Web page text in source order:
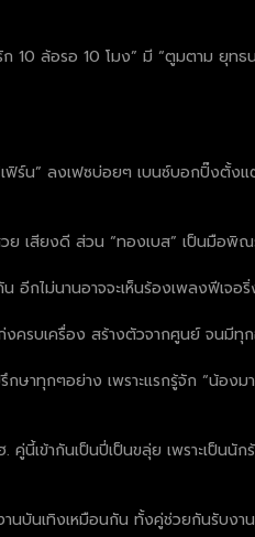
10 ล้อรอ 10 โมง” มี “ตูมตาม ยุท
ร์น” ลงเฟซบ่อยๆ เบนซ์บอกปิ๊งตั้ง
เสียงดี ส่วน “ทองเบส” เป็นมือพิ
กไม่นานอาจจะเห็นร้องเพลงฟีเจอริ่
งครบเครื่อง สร้างตัวจากศูนย์ จนมีทุ
าทุกๆอย่าง เพราะแรกรู้จัก “น้อง
เข้ากันเป็นปี่เป็นขลุ่ย เพราะเป็นนั
นบันเทิงเหมือนกัน ทั้งคู่ช่วยกันรับ